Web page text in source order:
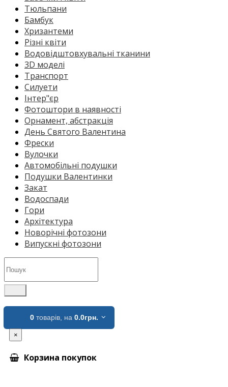
Тюльпани
Бамбук
Хризантеми
Різні квіти
Водовідштовхувальні тканини
3D моделі
Транспорт
Силуети
Інтер"єр
Фотоштори в наявності
Орнамент, абстракція
День Святого Валентина
Фрески
Вулочки
Автомобільні подушки
Подушки Валентинки
Закат
Водоспади
Гори
Архітектура
Новорічні фотозони
Випускні фотозони
0 товарів, на 0.0грн.
×
Корзина покупок